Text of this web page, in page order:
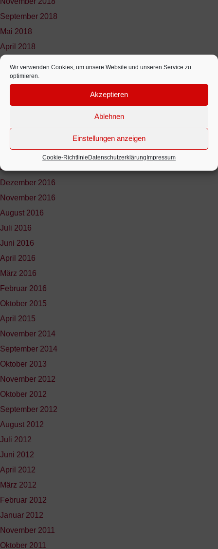
Wir verwenden Cookies, um unsere Website und unseren Service zu
optimieren.
Akzeptieren
Ablehnen
Einstellungen anzeigen
Cookie-RichtlinieDatenschutzerklärungImpressum
September 2018
Mai 2018
April 2018
März 2018
Dezember 2017
Mai 2017
Februar 2017
Januar 2017
Dezember 2016
November 2016
August 2016
Juli 2016
Juni 2016
April 2016
März 2016
Februar 2016
Oktober 2015
April 2015
November 2014
September 2014
Oktober 2013
November 2012
Oktober 2012
September 2012
August 2012
Juli 2012
Juni 2012
April 2012
März 2012
Februar 2012
Januar 2012
November 2011
Oktober 2011